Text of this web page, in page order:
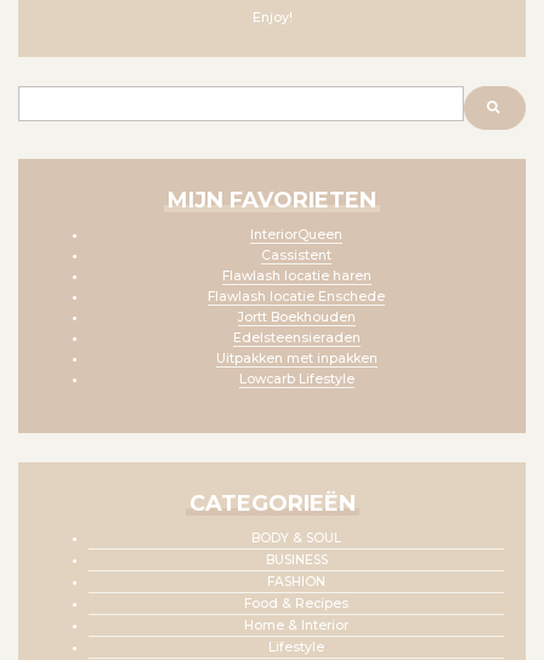
Enjoy!
MIJN FAVORIETEN
InteriorQueen
Cassistent
Flawlash locatie haren
Flawlash locatie Enschede
Jortt Boekhouden
Edelsteensieraden
Uitpakken met inpakken
Lowcarb Lifestyle
CATEGORIEËN
BODY & SOUL
BUSINESS
FASHION
Food & Recipes
Home & Interior
Lifestyle